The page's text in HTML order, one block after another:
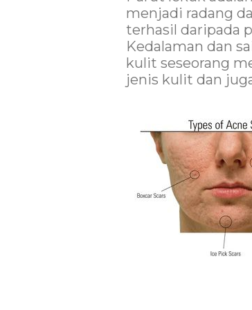
menjadi radang
terhasil daripada
Kedalaman dan
kulit seseorang
jenis kulit dan